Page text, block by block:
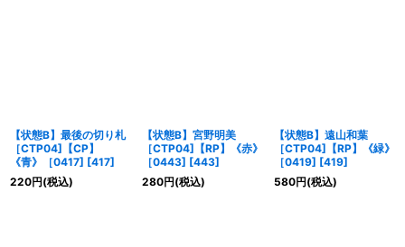
【状態B】最後の切り札
［CTP04]【CP】
《青》［0417] [417]
220円(税込)
【状態B】宮野明美
［CTP04]【RP】《赤》
［0443] [443]
280円(税込)
【状態B】遠山和葉
［CTP04]【RP】《緑》
［0419] [419]
580円(税込)